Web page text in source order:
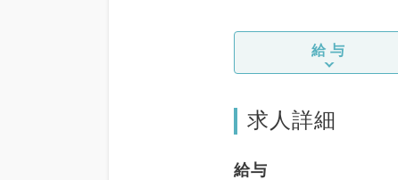
給与
求人詳細
給与